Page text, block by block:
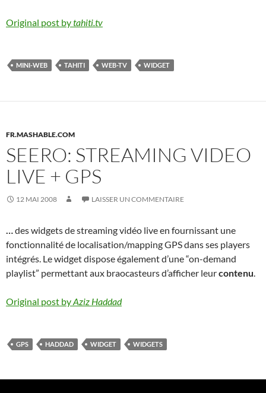
Original post bytahiti.tv
MINI-WEB TAHITI WEB-TV WIDGET
FR.MASHABLE.COM
SEERO: STREAMING VIDEO
LIVE + GPS
12 MAI 2008 LAISSER UN COMMENTAIRE
…des widgets de streaming vidéo live en fournissant une
fonctionnalité de localisation/mapping GPS dans ses players
intégrés. Le widget dispose également d’une “on-demand
playlist” permettant aux braocasteurs d’afficher leurcontenu.
Original post byAziz Haddad
GPS HADDAD WIDGET WIDGETS